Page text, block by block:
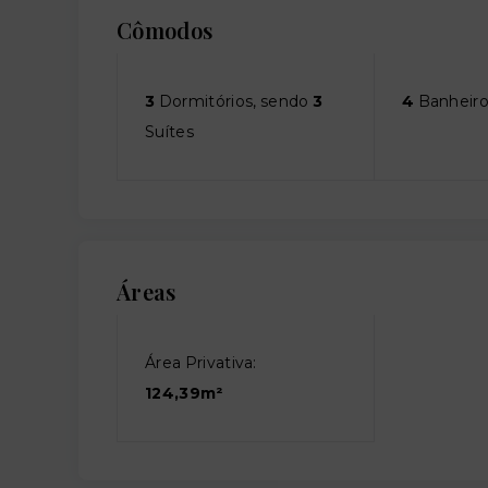
Cômodos
3 Dormitórios, sendo 3
Suítes
4
Áreas
Área Privativa:
124,39m²